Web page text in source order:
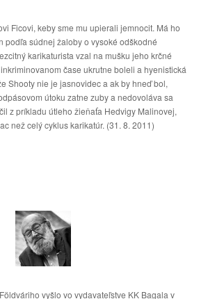
Ficovi, keby sme mu upierali jemnocit. Má ho
podľa súdnej žaloby o vysoké odškodné
karikaturista vzal na mušku jeho krčné
čase ukrutne boleli a hyenistická
Shooty nie je jasnovidec a ak by hneď bol,
útoku zatne zuby a nedovoláva sa
z príkladu útleho žieňaťa Hedvigy Malinovej,
než celý cyklus karikatúr. (31. 8. 2011)
vyšlo vo vydavateľstve KK Bagala v